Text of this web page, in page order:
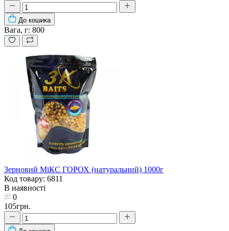
До кошика
Вага, г: 800
Зерновий МіКС ГОРОХ (натуральний) 1000г
Код товару: 6811
В наявності
0
105грн.